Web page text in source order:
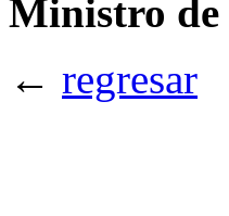
Ministro de
← regresar